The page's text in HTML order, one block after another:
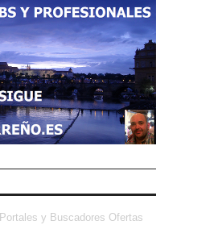
Portales y Buscadores Ofertas